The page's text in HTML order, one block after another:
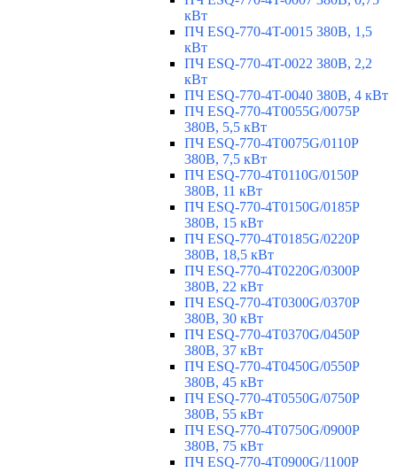
кВт
ПЧ ESQ-770-4T-0015 380В, 1,5
кВт
ПЧ ESQ-770-4T-0022 380В, 2,2
кВт
ПЧ ESQ-770-4T-0040 380В, 4 кВт
ПЧ ESQ-770-4T0055G/0075P
380В, 5,5 кВт
ПЧ ESQ-770-4T0075G/0110P
380В, 7,5 кВт
ПЧ ESQ-770-4T0110G/0150P
380В, 11 кВт
ПЧ ESQ-770-4T0150G/0185P
380В, 15 кВт
ПЧ ESQ-770-4T0185G/0220P
380В, 18,5 кВт
ПЧ ESQ-770-4T0220G/0300P
380В, 22 кВт
ПЧ ESQ-770-4T0300G/0370P
380В, 30 кВт
ПЧ ESQ-770-4T0370G/0450P
380В, 37 кВт
ПЧ ESQ-770-4T0450G/0550P
380В, 45 кВт
ПЧ ESQ-770-4T0550G/0750P
380В, 55 кВт
ПЧ ESQ-770-4T0750G/0900P
380В, 75 кВт
ПЧ ESQ-770-4T0900G/1100P